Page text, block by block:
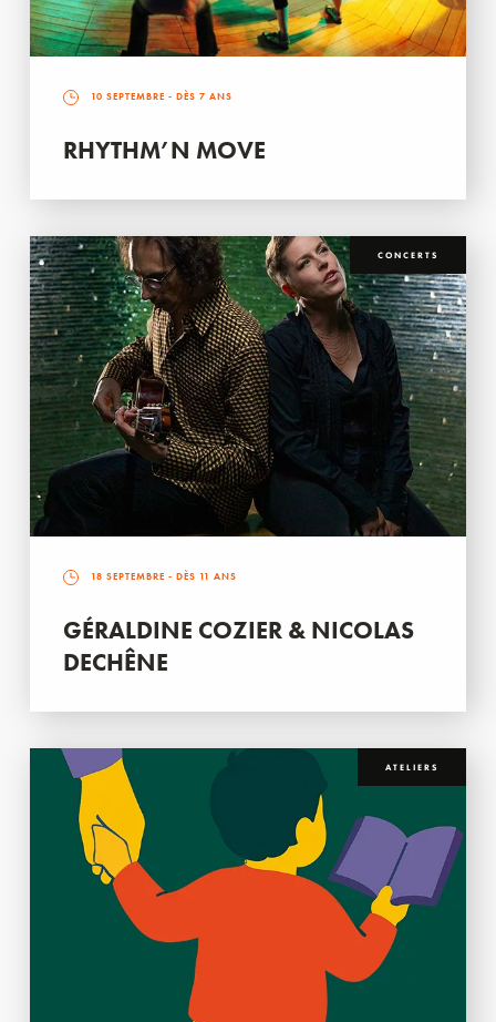
10 SEPTEMBRE - DÈS 7 ANS
RHYTHM’N MOVE
CONCERTS
18 SEPTEMBRE - DÈS 11 ANS
GÉRALDINE COZIER & NICOLAS
DECHÊNE
ATELIERS